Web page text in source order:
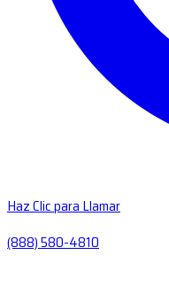
Haz Clic para Llamar
(888) 580-4810